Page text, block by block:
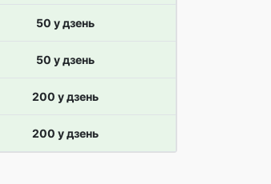
50 у дзень
50 у дзень
200 у дзень
200 у дзень